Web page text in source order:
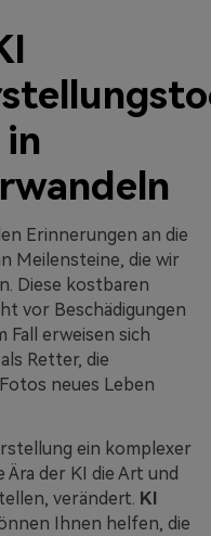
Erinnerungen an die
Meilensteine, die wir
Diese kostbaren
vor Beschädigungen
Fall erweisen sich
Retter, die
neues Leben
ein komplexer
Ära der KI die Art und
verändert. KI
Ihnen helfen, die